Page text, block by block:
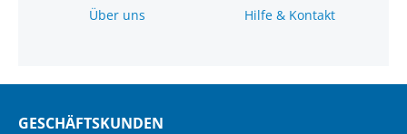
Über uns Hilfe & Kontakt
GESCHÄFTSKUNDEN